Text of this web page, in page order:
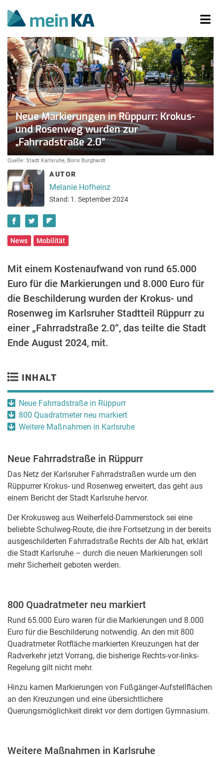
Neue Markierungen in Rüppurr: Krokus-
und Rosenweg wurden zur
„Fahrradstraße 2.0“
Quelle: Stadt Karlsruhe, Boris Burghardt
AUTOR
Melanie Hofheinz
Stand: 1. September 2024
News Mobilität
Mit einem Kostenaufwand von rund 65.000
Euro für die Markierungen und 8.000 Euro für
die Beschilderung wurden der Krokus- und
Rosenweg im Karlsruher Stadtteil Rüppurr zu
einer „Fahrradstraße 2.0“, das teilte die Stadt
Ende August 2024, mit.
INHALT
Neue Fahrradstraße in Rüppurr
800 Quadratmeter neu markiert
Weitere Maßnahmen in Karlsruhe
Neue Fahrradstraße in Rüppurr
Das Netz der Karlsruher Fahrradstraßen wurde um den
Rüppurrer Krokus- und Rosenweg erweitert, das geht aus
einem Bericht der Stadt Karlsruhe hervor.
Der Krokusweg aus Weiherfeld-Dammerstock sei eine
beliebte Schulweg-Route, die ihre Fortsetzung in der bereits
ausgeschilderten Fahrradstraße Rechts der Alb hat, erklärt
die Stadt Karlsruhe – durch die neuen Markierungen soll
mehr Sicherheit geboten werden.
800 Quadratmeter neu markiert
Rund 65.000 Euro waren für die Markierungen und 8.000
Euro für die Beschilderung notwendig. An den mit 800
Quadratmeter Rotfläche markierten Kreuzungen hat der
Radverkehr jetzt Vorrang, die bisherige Rechts-vor-links-
Regelung gilt nicht mehr.
Hinzu kamen Markierungen von Fußgänger-Aufstellflächen
an den Kreuzungen und eine übersichtlichere
Querungsmöglichkeit direkt vor dem dortigen Gymnasium.
Weitere Maßnahmen in Karlsruhe